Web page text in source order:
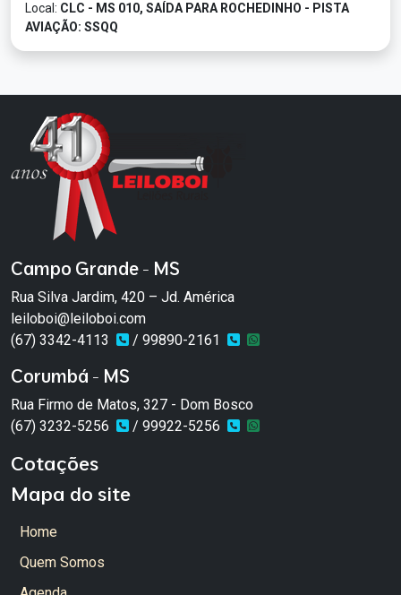
Local: CLC - MS 010, SAÍDA PARA ROCHEDINHO - PISTA
AVIAÇÃO: SSQQ
Campo Grande - MS
Rua Silva Jardim, 420 – Jd. América
leiloboi@leiloboi.com
(67) 3342-4113
/ 99890-2161
Corumbá - MS
Rua Firmo de Matos, 327 - Dom Bosco
(67) 3232-5256
/ 99922-5256
Cotações
Mapa do site
Home
Quem Somos